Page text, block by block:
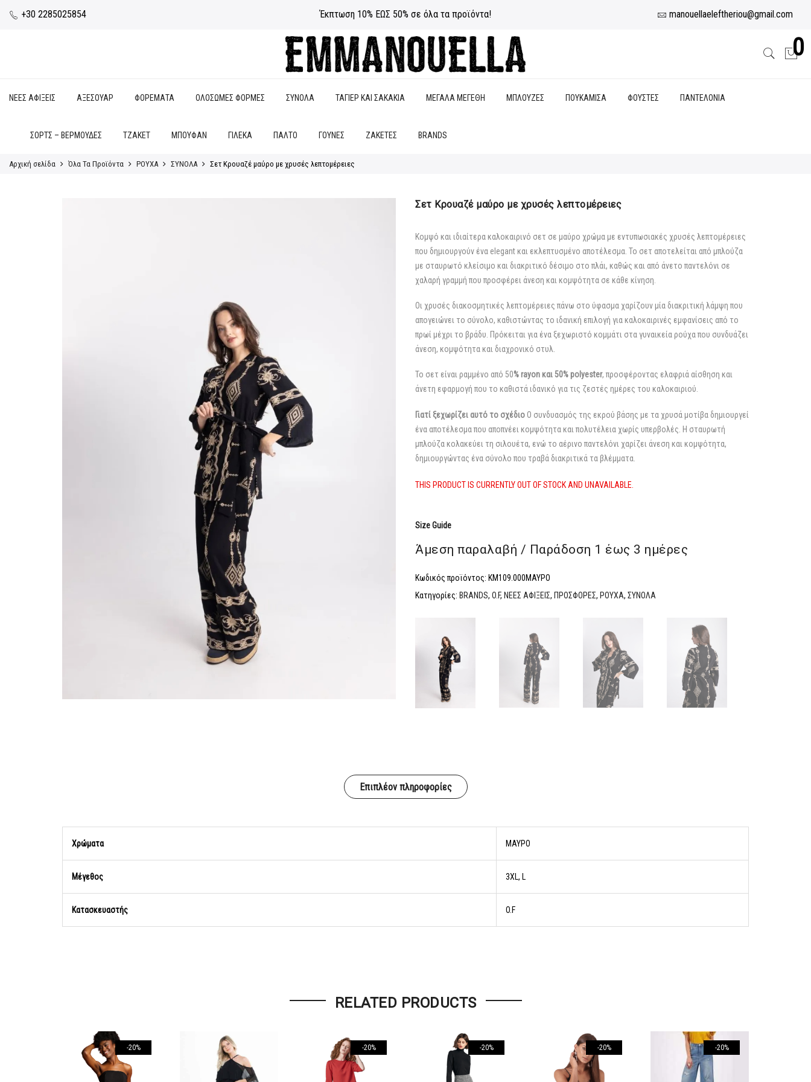
+30 2285025854 Έκπτωση 10% ΕΩΣ 50% σε όλα τα προϊόντα! manouellaeleftheriou@gmail.com
0
ΝΕΕΣ ΑΦΙΞΕΙΣ ΑΞΕΣΟΥΑΡ ΦΟΡΕΜΑΤΑ ΟΛΟΣΩΜΕΣ ΦΟΡΜΕΣ ΣΥΝΟΛΑ ΤΑΓΙΕΡ ΚΑΙ ΣΑΚΑΚΙΑ ΜΕΓΑΛΑ ΜΕΓΕΘΗ ΜΠΛΟΥΖΕΣ ΠΟΥΚΑΜΙΣΑ ΦΟΥΣΤΕΣ ΠΑΝΤΕΛΟΝΙΑ
ΣΟΡΤΣ – ΒΕΡΜΟΥΔΕΣ ΤΖΑΚΕΤ ΜΠΟΥΦΑΝ ΓΙΛΕΚΑ ΠΑΛΤΟ ΓΟΥΝΕΣ ΖΑΚΕΤΕΣ BRANDS
Αρχική σελίδα Όλα Τα Προϊόντα ΡΟΥΧΑ ΣΥΝΟΛΑ Σετ Κρουαζέ μαύρο με χρυσές λεπτομέρειες
Σετ Κρουαζέ μαύρο με χρυσές λεπτομέρειες
Κομψό και ιδιαίτερα καλοκαιρινό σετ σε μαύρο χρώμα με εντυπωσιακές χρυσές λεπτομέρειες
που δημιουργούν ένα elegant και εκλεπτυσμένο αποτέλεσμα. Το σετ αποτελείται από μπλούζα
με σταυρωτό κλείσιμο και διακριτικό δέσιμο στο πλάι, καθώς και από άνετο παντελόνι σε
χαλαρή γραμμή που προσφέρει άνεση και κομψότητα σε κάθε κίνηση.
Οι χρυσές διακοσμητικές λεπτομέρειες πάνω στο ύφασμα χαρίζουν μία διακριτική λάμψη που
απογειώνει το σύνολο, καθιστώντας το ιδανική επιλογή για καλοκαιρινές εμφανίσεις από το
πρωί μέχρι το βράδυ. Πρόκειται για ένα ξεχωριστό κομμάτι στα γυναικεία ρούχα που συνδυάζει
άνεση, κομψότητα και διαχρονικό στυλ.
Το σετ είναι ραμμένο από 50% rayon και 50% polyester, προσφέροντας ελαφριά αίσθηση και
άνετη εφαρμογή που το καθιστά ιδανικό για τις ζεστές ημέρες του καλοκαιριού.
Γιατί ξεχωρίζει αυτό το σχέδιο Ο συνδυασμός της εκρού βάσης με τα χρυσά μοτίβα δημιουργεί
ένα αποτέλεσμα που αποπνέει κομψότητα και πολυτέλεια χωρίς υπερβολές. Η σταυρωτή
μπλούζα κολακεύει τη σιλουέτα, ενώ το αέρινο παντελόνι χαρίζει άνεση και κομψότητα,
δημιουργώντας ένα σύνολο που τραβά διακριτικά τα βλέμματα.
THIS PRODUCT IS CURRENTLY OUT OF STOCK AND UNAVAILABLE.
Size Guide
Άμεση παραλαβή / Παράδoση 1 έως 3 ημέρες
Κωδικός προϊόντος: KM109.000ΜΑΥΡΟ
Κατηγορίες: BRANDS, O.F, ΝΕΕΣ ΑΦΙΞΕΙΣ, ΠΡΟΣΦΟΡΕΣ, ΡΟΥΧΑ, ΣΥΝΟΛΑ
Επιπλέον πληροφορίες
Χρώματα ΜΑΥΡΟ
Μέγεθος 3XL, L
Κατασκευαστής O.F
RELATED PRODUCTS
-20% -20% -20% -20% -20%